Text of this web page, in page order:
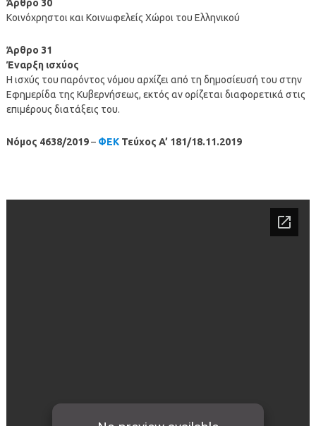
Άρθρο 30
Κοινόχρηστοι και Κοινωφελείς Χώροι του Ελληνικού
Άρθρο 31
Έναρξη ισχύος
Η ισχύς του παρόντος νόμου αρχίζει από τη δημοσίευσή του στην
Εφημερίδα της Κυβερνήσεως, εκτός αν ορίζεται διαφορετικά στις
επιμέρους διατάξεις του.
Νόμος 4638/2019– ΦΕΚΤεύχος A’ 181/18.11.2019